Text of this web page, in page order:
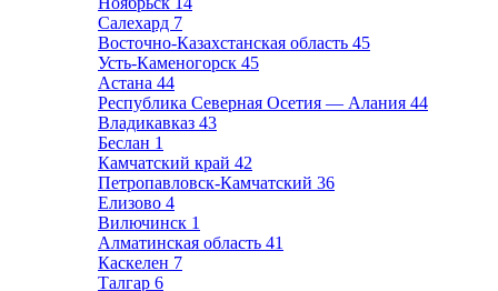
Салехард 7
Восточно-Казахстанская область 45
Усть-Каменогорск 45
Астана 44
Республика Северная Осетия — Алания 44
Владикавказ 43
Беслан 1
Камчатский край 42
Петропавловск-Камчатский 36
Елизово 4
Вилючинск 1
Алматинская область 41
Каскелен 7
Талгар 6